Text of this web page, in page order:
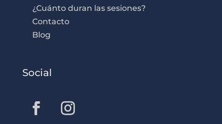
¿Cuánto duran las sesiones?
Contacto
Blog
Social